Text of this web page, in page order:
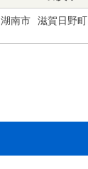
湖南市 滋賀日野町